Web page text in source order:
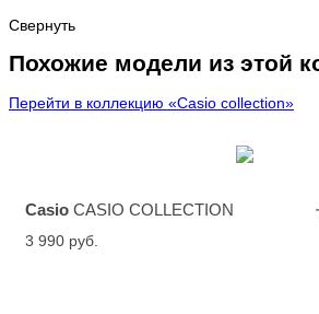
Свернуть
Похожие модели из этой
Перейти в коллекцию «Casio collection»
Casio CASIO COLLECTION
3 990 руб.